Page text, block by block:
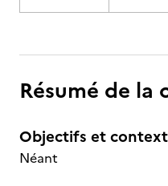
Résumé de
Objectifs et
Néant